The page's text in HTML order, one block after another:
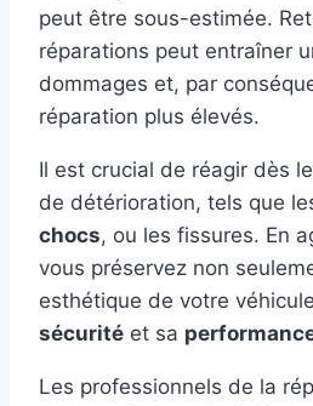
peut être sous-estimée.
réparations peut entraîner
dommages et, par
réparation plus élevés.
Il est crucial de réagir dès
de détérioration, tels que
chocs, ou les fissures. En
vous préservez non
esthétique de votre
sécurité et sa
Les professionnels de la